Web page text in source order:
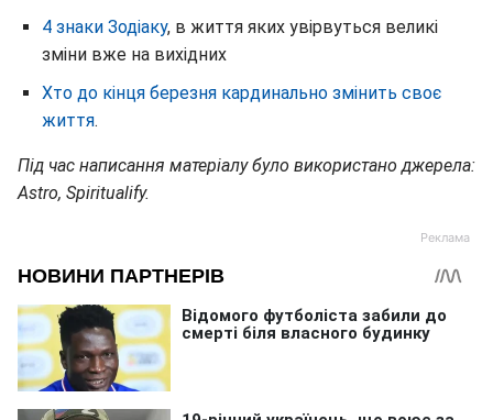
4 знаки Зодіаку, в життя яких увірвуться великі
зміни вже на вихідних
Хто до кінця березня кардинально змінить своє
життя.
Під час написання матеріалу було використано джерела:
Astro, Spiritualify.